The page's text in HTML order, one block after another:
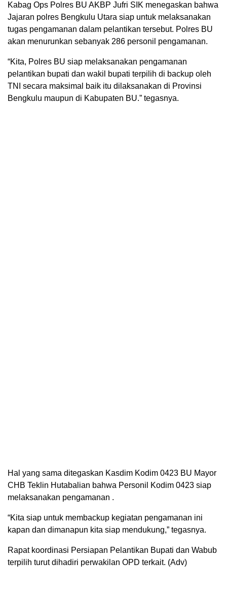
Kabag Ops Polres BU AKBP Jufri SIK menegaskan bahwa
Jajaran polres Bengkulu Utara siap untuk melaksanakan
tugas pengamanan dalam pelantikan tersebut. Polres BU
akan menurunkan sebanyak 286 personil pengamanan.
“Kita, Polres BU siap melaksanakan pengamanan
pelantikan bupati dan wakil bupati terpilih di backup oleh
TNI secara maksimal baik itu dilaksanakan di Provinsi
Bengkulu maupun di Kabupaten BU.” tegasnya.
Hal yang sama ditegaskan Kasdim Kodim 0423 BU Mayor
CHB Teklin Hutabalian bahwa Personil Kodim 0423 siap
melaksanakan pengamanan .
“Kita siap untuk membackup kegiatan pengamanan ini
kapan dan dimanapun kita siap mendukung,” tegasnya.
Rapat koordinasi Persiapan Pelantikan Bupati dan Wabub
terpilih turut dihadiri perwakilan OPD terkait. (Adv)